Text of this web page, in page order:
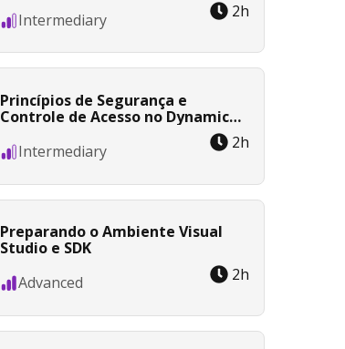
Intermediary
2h
Princípios de Segurança e
Controle de Acesso no Dynamics
Intermediary
2h
Preparando o Ambiente Visual
Studio e SDK
Advanced
2h